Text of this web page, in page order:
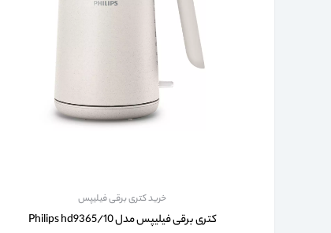
خرید کتری برقی فیلیپس
کتری برقی فیلیپس مدل Philips hd9365/10